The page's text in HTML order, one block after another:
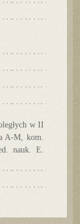
w II
A-M, kom.
nauk. E.